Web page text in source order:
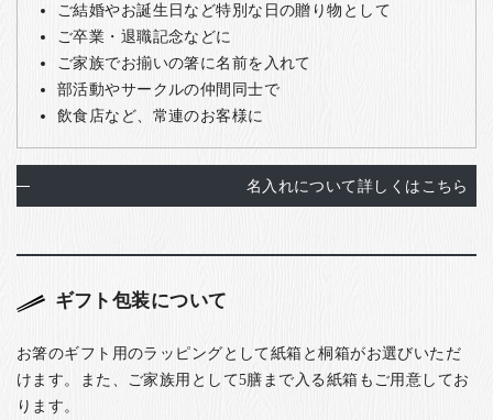
ご結婚やお誕生日など特別な日の贈り物として
ご卒業・退職記念などに
ご家族でお揃いの箸に名前を入れて
部活動やサークルの仲間同士で
飲食店など、常連のお客様に
名入れについて詳しくはこちら
ギフト包装について
お箸のギフト用のラッピングとして紙箱と桐箱がお選びいただ
けます。また、ご家族用として5膳まで入る紙箱もご用意してお
ります。